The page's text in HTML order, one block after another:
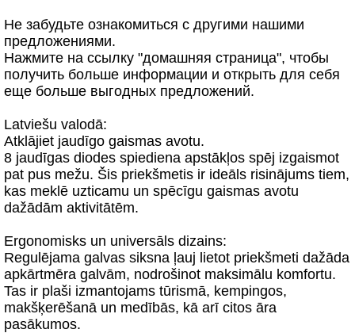
Не забудьте ознакомиться с другими нашими
предложениями.
Нажмите на ссылку "домашняя страница", чтобы
получить больше информации и открыть для себя
еще больше выгодных предложений.
Latviešu valodā:
Atklājiet jaudīgo gaismas avotu.
8 jaudīgas diodes spiediena apstākļos spēj izgaismot
pat pus mežu. Šis priekšmetis ir ideāls risinājums tiem,
kas meklē uzticamu un spēcīgu gaismas avotu
dažādām aktivitātēm.
Ergonomisks un universāls dizains:
Regulējama galvas siksna ļauj lietot priekšmeti dažāda
apkārtmēra galvām, nodrošinot maksimālu komfortu.
Tas ir plaši izmantojams tūrismā, kempingos,
makšķerēšanā un medībās, kā arī citos āra
pasākumos.